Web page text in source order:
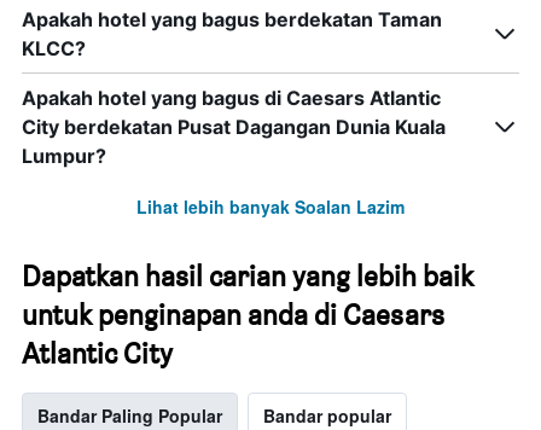
Apakah hotel yang bagus berdekatan Taman
KLCC?
Apakah hotel yang bagus di Caesars Atlantic
City berdekatan Pusat Dagangan Dunia Kuala
Lumpur?
Lihat lebih banyak Soalan Lazim
Dapatkan hasil carian yang lebih baik
untuk penginapan anda di Caesars
Atlantic City
Bandar Paling Popular Bandar popular